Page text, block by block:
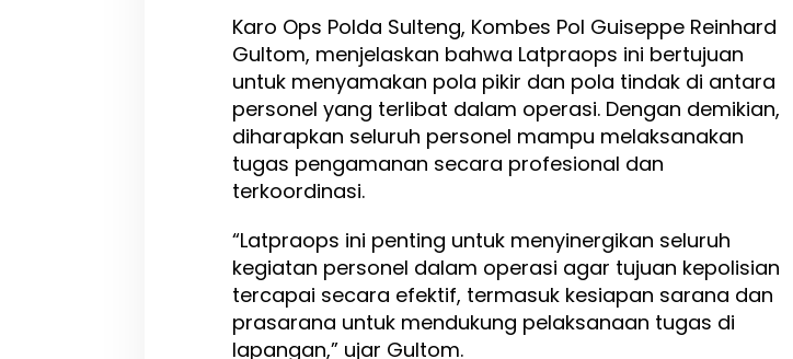
r
a
o
p
s
K
e
a
t
n
o
Karo Ops Polda Sulteng, Kombes Pol Guiseppe Reinhard
Gultom, menjelaskan bahwa Latpraops ini bertujuan
untuk menyamakan pola pikir dan pola tindak di antara
personel yang terlibat dalam operasi. Dengan demikian,
diharapkan seluruh personel mampu melaksanakan
tugas pengamanan secara profesional dan
terkoordinasi.
“Latpraops ini penting untuk menyinergikan seluruh
kegiatan personel dalam operasi agar tujuan kepolisian
tercapai secara efektif, termasuk kesiapan sarana dan
prasarana untuk mendukung pelaksanaan tugas di
lapangan,” ujar Gultom.